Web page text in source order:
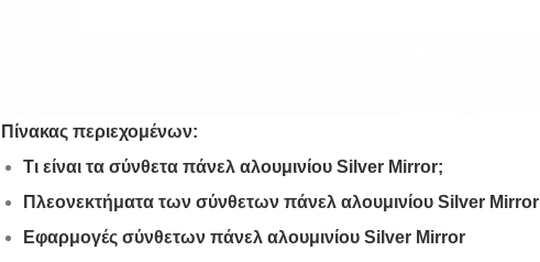
Πίνακας περιεχομένων:
Τι είναι τα σύνθετα πάνελ αλουμινίου Silver Mirror;
Πλεονεκτήματα των σύνθετων πάνελ αλουμινίου Silver Mirror
Εφαρμογές σύνθετων πάνελ αλουμινίου Silver Mirror